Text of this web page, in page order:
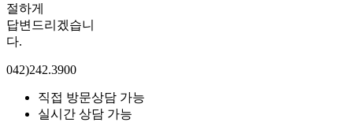
절하게
답변드리겠습니
다.
042)242.3900
직접 방문상담 가능
실시간 상담 가능